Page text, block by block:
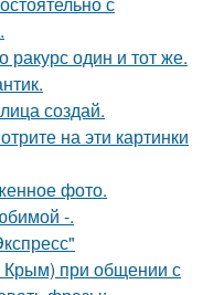
ракурс один и тот же.
создай.
на эти картинки
фото.
-.
Крым) при общении с